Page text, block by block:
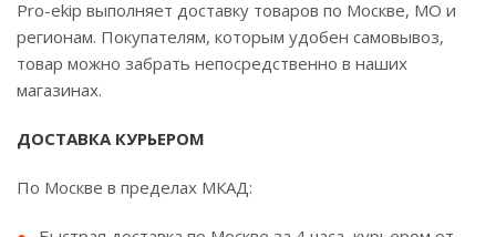
Pro-ekip выполняет доставку товаров по Москве, МО и
регионам. Покупателям, которым удобен самовывоз,
товар можно забрать непосредственно в наших
магазинах.
ДОСТАВКА КУРЬЕРОМ
По Москве в пределах МКАД: